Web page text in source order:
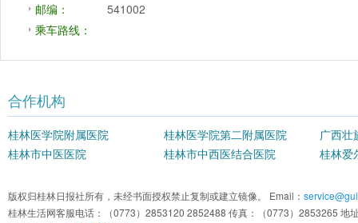
邮编：
541002
乘车路线：
合作机构
桂林医学院附属医院 桂林医学院第二附属医院
广西壮
院
桂林市中医医院 桂林市中西医结合医院 桂林爱
版权归桂林日报社所有，未经书面授权禁止复制或建立镜像。 Email：
桂林生活网客服电话：（0773）2853120 2852488 传真：（0773）2853265 地